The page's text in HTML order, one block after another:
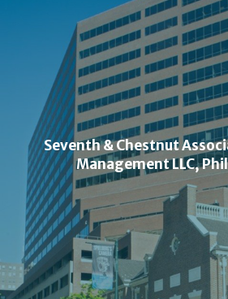
Seventh & Chestnut
Management LLC,